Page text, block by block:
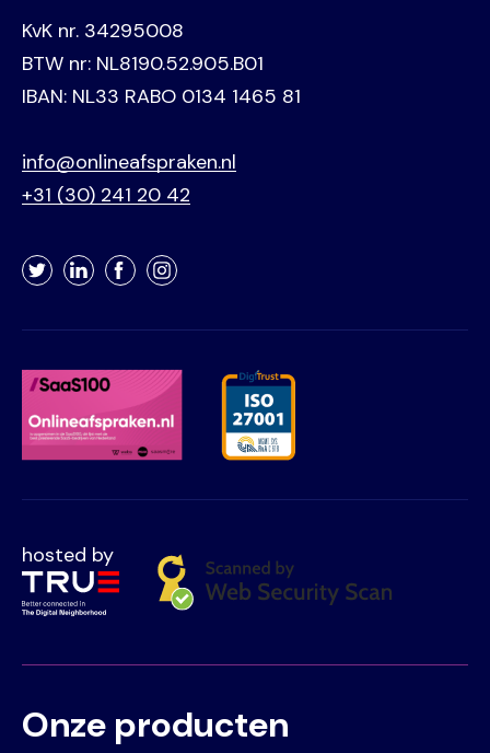
KvK nr. 34295008
BTW nr: NL8190.52.905.B01
IBAN: NL33 RABO 0134 1465 81
info@onlineafspraken.nl
+31 (30) 241 20 42
TwitterLinkedInFacebookInstagram
hosted by
Voet
Primair
Onze producten